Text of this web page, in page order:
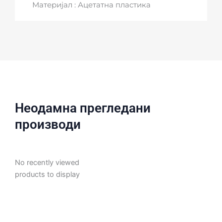
Материјал : Ацетатна пластика
Неодамна прегледани
производи
No recently viewed
products to display